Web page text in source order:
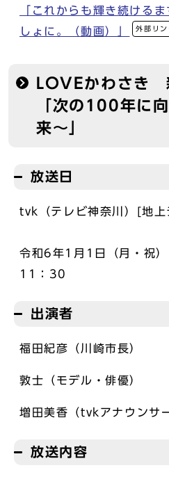
「これからも輝き続ける
しょに。（動画）」
外部リン
LOVEかわさき
「次の100年に
来～」
放送日
tvk（テレビ神奈川）[地
令和6年1月1日（月・
11：30
出演者
福田紀彦（川崎市長）
敦士（モデル・俳優）
増田美香（tvkアナウンサ
放送内容